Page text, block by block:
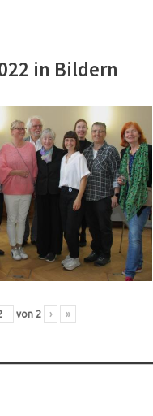
in Bildern
von 2 › »